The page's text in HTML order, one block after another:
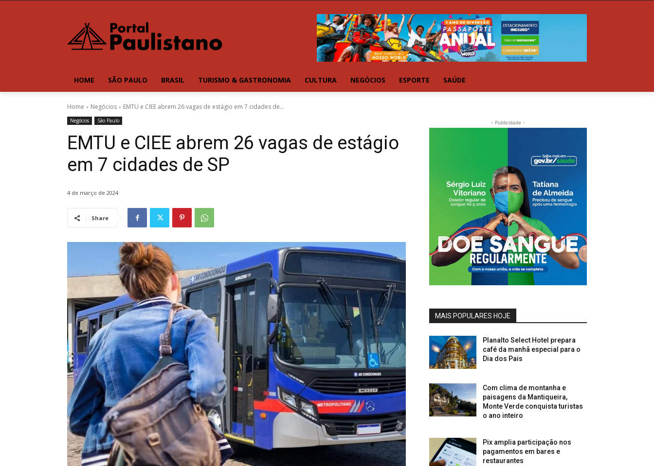
HOME SÃO PAULO BRASIL TURISMO & GASTRONOMIA CULTURA NEGÓCIOS ESPORTE SAÚDE
Home Negócios EMTU e CIEE abrem 26 vagas de estágio em 7 cidades de...
Negócios São Paulo
EMTU e CIEE abrem 26 vagas de estágio
em 7 cidades de SP
4 de março de 2024
Share
- Publicidade -
MAIS POPULARES HOJE
Planalto Select Hotel prepara
café da manhã especial para o
Dia dos Pais
Com clima de montanha e
paisagens da Mantiqueira,
Monte Verde conquista turistas
o ano inteiro
Pix amplia participação nos
pagamentos em bares e
restaurantes